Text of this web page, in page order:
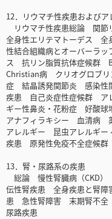
12．リウマチ性疾患およびア
リウマチ性疾患総論 関節
全身性エリテマトーデス
性結合組織病とオーバーラ
ス 抗リン脂質抗体症候群
Christian病 クリオグロブ
症 結晶誘発関節炎 感染性
疾患 自己炎症性症候群 ア
ギー性鼻炎・花粉症 好酸
アナフィラキシー 血清病
アレルギー 昆虫アレルギー
疾患 原発性免疫不全症候
13．腎・尿路系の疾患
総論 慢性腎臓病（CKD
伝性腎疾患 全身疾患と腎
患 急性腎障害 末期腎不全
尿路疾患